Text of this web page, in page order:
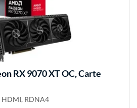
RX 9070 XT OC, Carte
HDMI, RDNA4